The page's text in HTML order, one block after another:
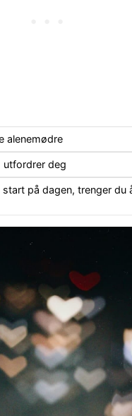
alenemødre
utfordrer deg
start på dagen, trenger du